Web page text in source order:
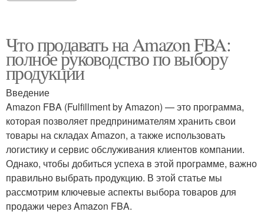
Что продавать на Amazon FBA:
полное руководство по выбору
продукции
Введение
Amazon FBA (Fulfillment by Amazon) — это программа,
которая позволяет предпринимателям хранить свои
товары на складах Amazon, а также использовать
логистику и сервис обслуживания клиентов компании.
Однако, чтобы добиться успеха в этой программе, важно
правильно выбрать продукцию. В этой статье мы
рассмотрим ключевые аспекты выбора товаров для
продажи через Amazon FBA.